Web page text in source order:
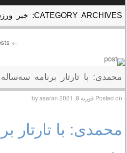
CATEGORY ARCHIVES: خبر
Post
←
Older posts
محمدی: با تارتار برنامه سه‌ساله
Posted onفوریه 8, 2021 by
asaran
محمدی: با تارتار